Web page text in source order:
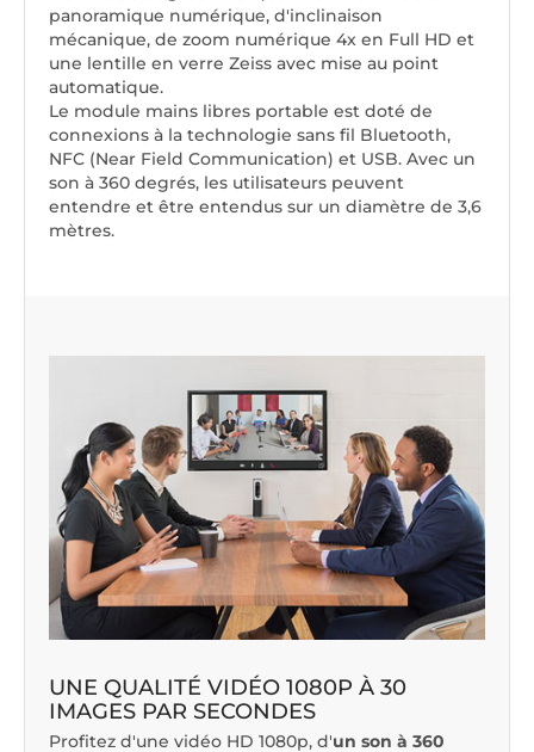
panoramique numérique, d'inclinaison
mécanique, de zoom numérique 4x en Full HD et
une lentille en verre Zeiss avec mise au point
automatique.
Le module mains libres portable est doté de
connexions à la technologie sans fil Bluetooth,
NFC (Near Field Communication) et USB. Avec un
son à 360 degrés, les utilisateurs peuvent
entendre et être entendus sur un diamètre de 3,6
mètres.
UNE QUALITÉ VIDÉO 1080P À 30
IMAGES PAR SECONDES
Profitez d'une vidéo HD 1080p, d'un son à 360